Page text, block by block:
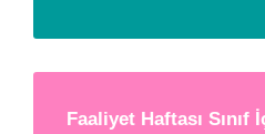
Faaliyet Haftası